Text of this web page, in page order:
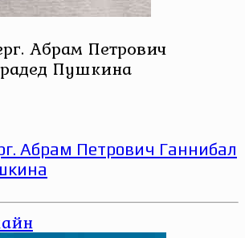
Абрам Петрович
Пушкина
Абрам Петрович Ганнибал